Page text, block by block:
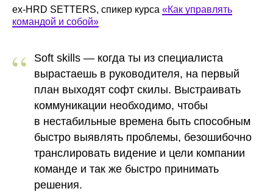
ex-HRD SETTERS, спикер курса «Как управлять
командой и собой»
“ Soft skills — когда ты из специалиста
вырастаешь в руководителя, на первый
план выходят софт скилы. Выстраивать
коммуникации необходимо, чтобы
в нестабильные времена быть способным
быстро выявлять проблемы, безошибочно
транслировать видение и цели компании
команде и так же быстро принимать
решения.